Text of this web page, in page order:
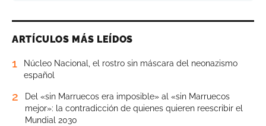
ARTÍCULOS MÁS LEÍDOS
1
Núcleo Nacional, el rostro sin máscara del neonazismo
español
2
Del «sin Marruecos era imposible» al «sin Marruecos
mejor»: la contradicción de quienes quieren reescribir el
Mundial 2030